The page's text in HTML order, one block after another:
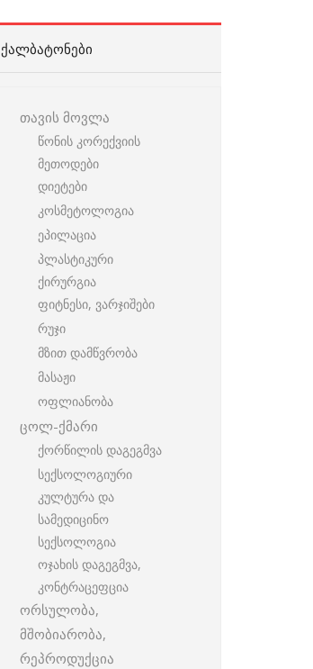
ᲥᲐᲚᲑᲐᲢᲝᲜᲔᲑᲘ
თავის მოვლა
წონის კორექვიის
მეთოდები
დიეტები
კოსმეტოლოგია
ეპილაცია
პლასტიკური
ქირურგია
ფიტნესი, ვარჯიშები
რუჯი
მზით დამწვრობა
მასაჟი
ოფლიანობა
ცოლ-ქმარი
ქორწილის დაგეგმვა
სექსოლოგიური
კულტურა და
სამედიცინო
სექსოლოგია
ოჯახის დაგეგმვა,
კონტრაცეფცია
ორსულობა,
მშობიარობა,
რეპროდუქცია